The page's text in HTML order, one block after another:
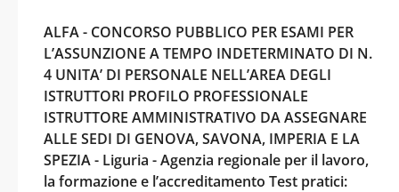
ALFA - CONCORSO PUBBLICO PER ESAMI PER
L’ASSUNZIONE A TEMPO INDETERMINATO DI N.
4 UNITA’ DI PERSONALE NELL’AREA DEGLI
ISTRUTTORI PROFILO PROFESSIONALE
ISTRUTTORE AMMINISTRATIVO DA ASSEGNARE
ALLE SEDI DI GENOVA, SAVONA, IMPERIA E LA
SPEZIA - Liguria - Agenzia regionale per il lavoro,
la formazione e l’accreditamento Test pratici: